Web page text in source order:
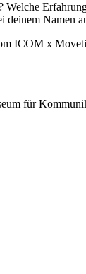
Welche
deinem Namen
ICOM x
für